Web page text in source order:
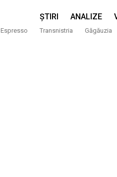
ȘTIRI ANALIZE
Transnistria Găgăuzia